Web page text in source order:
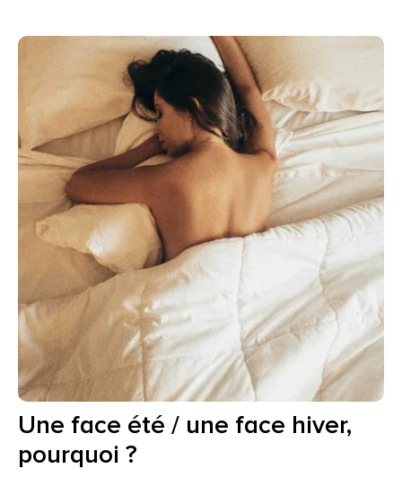
Une face été / une face hiver,
pourquoi ?